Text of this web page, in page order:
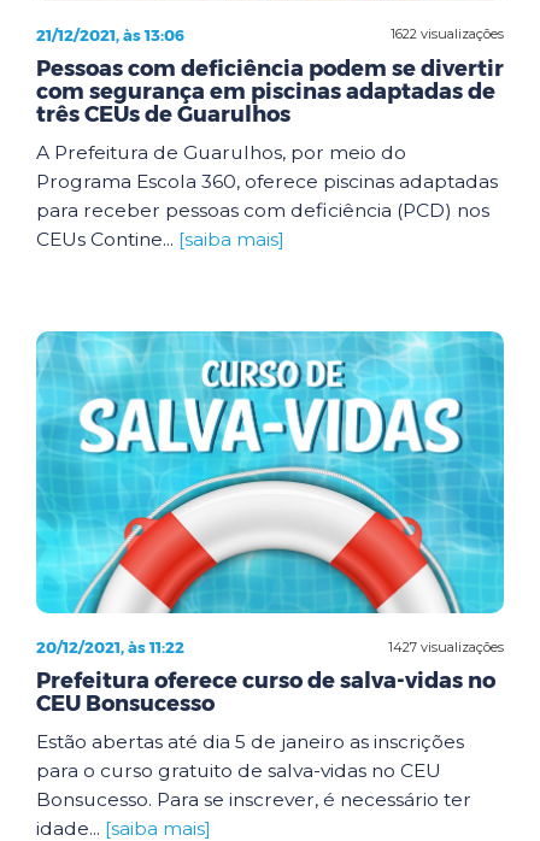
1622 visualizações
21/12/2021, às 13:06
Pessoas com deficiência podem se divertir
com segurança em piscinas adaptadas de
três CEUs de Guarulhos
A Prefeitura de Guarulhos, por meio do
Programa Escola 360, oferece piscinas adaptadas
para receber pessoas com deficiência (PCD) nos
CEUs Contine... [saiba mais]
1427 visualizações
20/12/2021, às 11:22
Prefeitura oferece curso de salva-vidas no
CEU Bonsucesso
Estão abertas até dia 5 de janeiro as inscrições
para o curso gratuito de salva-vidas no CEU
Bonsucesso. Para se inscrever, é necessário ter
idade... [saiba mais]